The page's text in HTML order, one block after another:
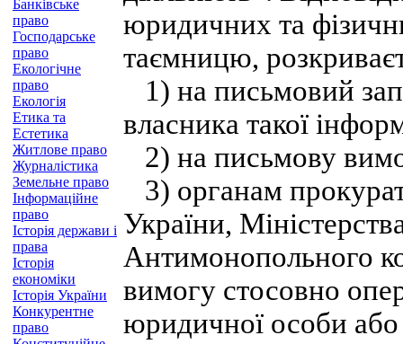
Банківське
право
Господарське
право
Екологічне
право
Екологія
Етика та
Естетика
Житлове право
Журналістика
Земельне право
Інформаційне
право
Історія держави і
права
Історія
економіки
Історія України
Конкурентне
право
юридичних та
таємницю,
1) на письмовий
власника такої
2) на письмову
3) органам
України,
Антимонопольного
вимогу стосовно
юридичної особи